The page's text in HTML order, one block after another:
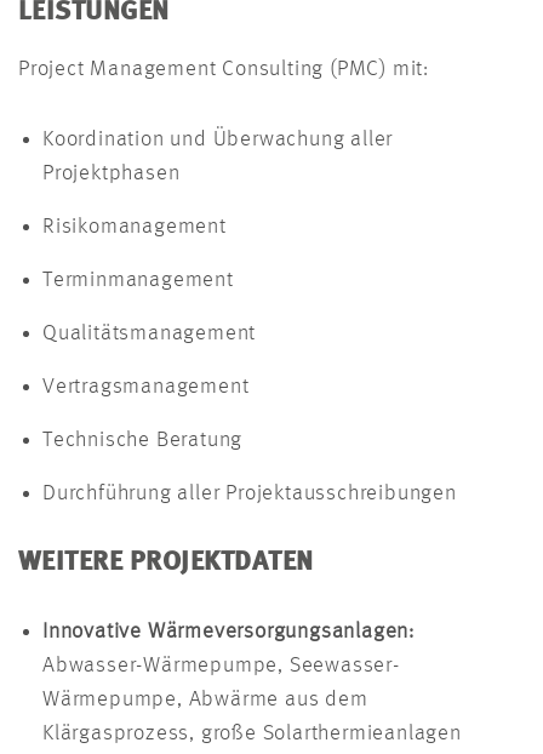
LEISTUNGEN
Project Management Consulting (PMC) mit:
Koordination und Überwachung aller
Projektphasen
Risikomanagement
Terminmanagement
Qualitätsmanagement
Vertragsmanagement
Technische Beratung
Durchführung aller Projektausschreibungen
WEITERE PROJEKTDATEN
Innovative Wärmeversorgungsanlagen:
Abwasser-Wärmepumpe, Seewasser-
Wärmepumpe, Abwärme aus dem
Klärgasprozess, große Solarthermieanlagen